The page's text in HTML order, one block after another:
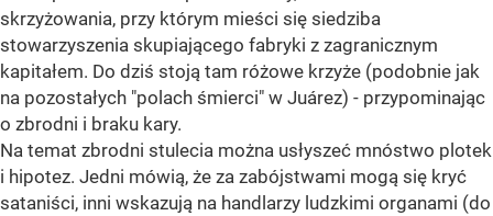
skrzyżowania, przy którym mieści się siedziba
stowarzyszenia skupiającego fabryki z zagranicznym
kapitałem. Do dziś stoją tam różowe krzyże (podobnie jak
na pozostałych "polach śmierci" w Juárez) - przypominając
o zbrodni i braku kary.
Na temat zbrodni stulecia można usłyszeć mnóstwo plotek
i hipotez. Jedni mówią, że za zabójstwami mogą się kryć
sataniści, inni wskazują na handlarzy ludzkimi organami (do